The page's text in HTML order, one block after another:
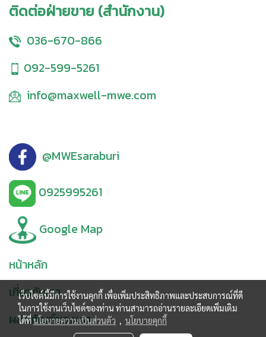
ติดต่อฝ่ายขาย (สำนักงาน)
036-670-866
092-599-5261
info@maxwell-mwe.com
@MWEsaraburi
0925995261
Google Map
หน้าหลัก
เกี่ยวกับเรา
ผลิตภัณฑ์ของเรา
เว็บไซต์นี้มีการใช้งานคุกกี้ เพื่อเพิ่มประสิทธิภาพและประสบการณ์ที่ดี
ในการใช้งานเว็บไซต์ของท่าน ท่านสามารถอ่านรายละเอียดเพิ่มเติม
ได้ที่นโยบายความเป็นส่วนตัว , นโยบายคุกกี้